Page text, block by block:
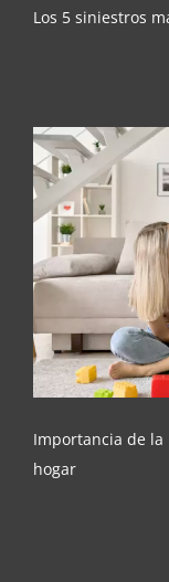
Los 5 siniestros
Importancia de
hogar